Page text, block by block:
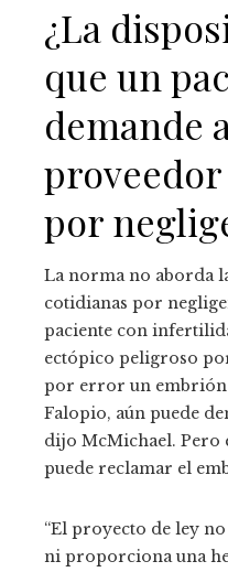
¿La
que un
demande
por
La norma no aborda
cotidianas por
paciente con
ectópico peligroso
por error un embrión
Falopio, aún puede
dijo McMichael. Pero
puede reclamar el
“El proyecto de ley
ni proporciona una